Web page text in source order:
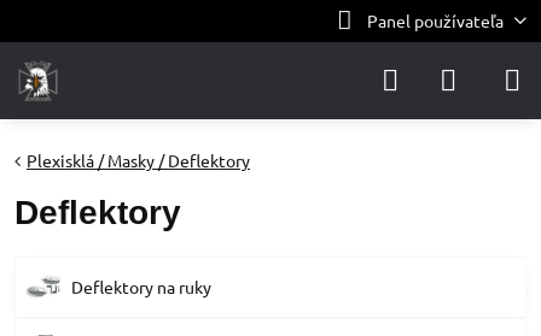
Panel používateľa
Plexisklá / Masky / Deflektory
Deflektory
Deflektory na ruky